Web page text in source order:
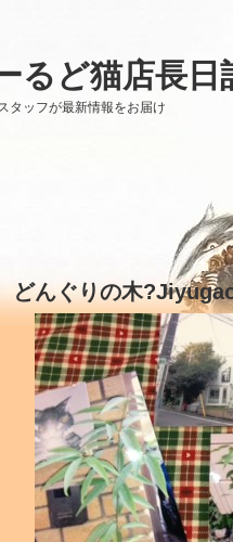
るど猫店長日
タッフが最新情報をお届け
どんぐりの木